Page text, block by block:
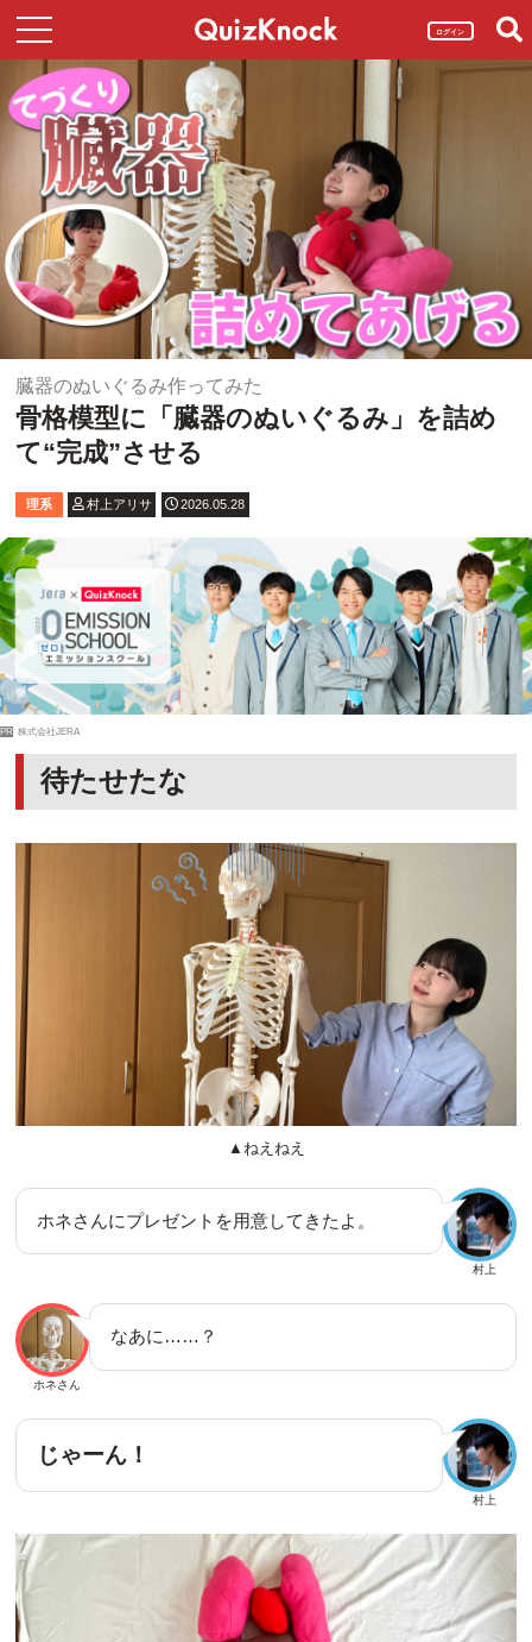
ログイン
臓器のぬいぐるみ作ってみた
骨格模型に「臓器のぬいぐるみ」を詰め
て“完成”させる
理系 村上アリサ 2026.05.28
PR 株式会社JERA
待たせたな
▲ねえねえ
村上
ホネさんにプレゼントを用意してきたよ。
ホネさん
なあに……？
村上
じゃーん！